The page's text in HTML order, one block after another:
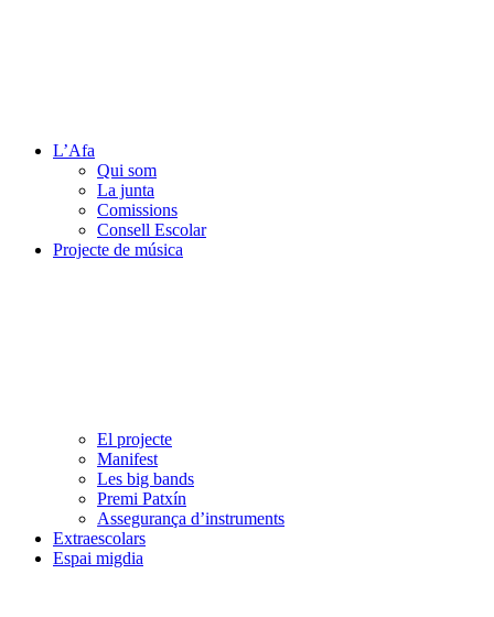
L’Afa
Qui som
La junta
Comissions
Consell Escolar
Projecte de música
El projecte
Manifest
Les big bands
Premi Patxín
Assegurança d’instruments
Extraescolars
Espai migdia